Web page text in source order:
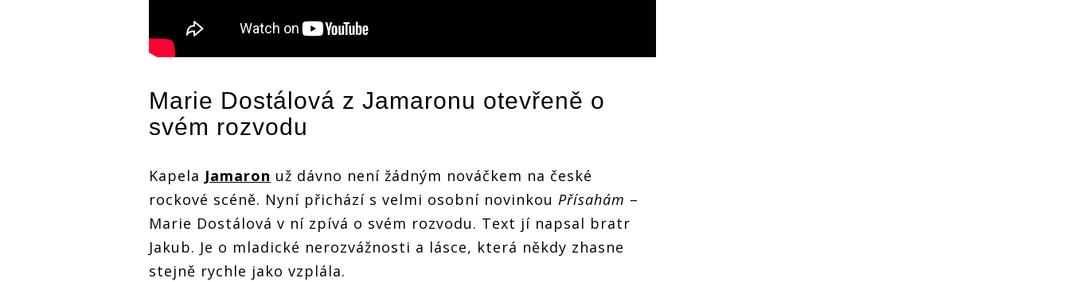
Marie Dostálová z Jamaronu otevřeně o
svém rozvodu
Kapela Jamaron už dávno není žádným nováčkem na české
rockové scéně. Nyní přichází s velmi osobní novinkou Přísahám –
Marie Dostálová v ní zpívá o svém rozvodu. Text jí napsal bratr
Jakub. Je o mladické nerozvážnosti a lásce, která někdy zhasne
stejně rychle jako vzplála.